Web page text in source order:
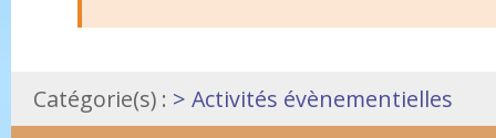
Catégorie(s) : > Activités évènementielles